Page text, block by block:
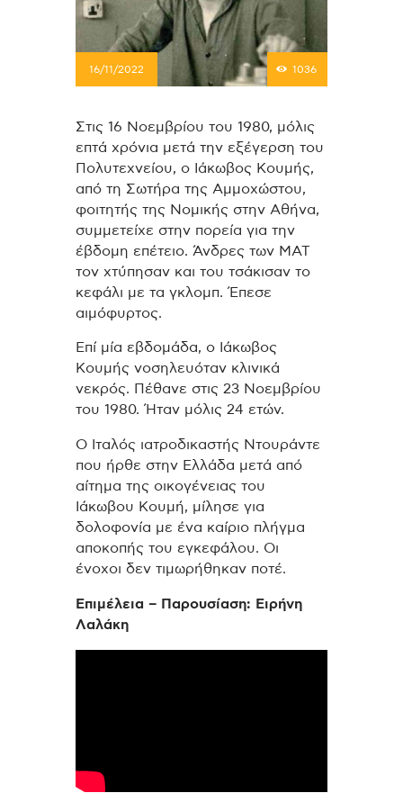
16/11/2022 1036
Στις 16 Νοεμβρίου του 1980, μόλις
επτά χρόνια μετά την εξέγερση του
Πολυτεχνείου, ο Ιάκωβος Κουμής,
από τη Σωτήρα της Αμμοχώστου,
φοιτητής της Νομικής στην Αθήνα,
συμμετείχε στην πορεία για την
έβδομη επέτειο. Άνδρες των ΜΑΤ
τον χτύπησαν και του τσάκισαν το
κεφάλι με τα γκλομπ. Έπεσε
αιμόφυρτος.
Επί μία εβδομάδα, ο Ιάκωβος
Κουμής νοσηλευόταν κλινικά
νεκρός. Πέθανε στις 23 Νοεμβρίου
του 1980. Ήταν μόλις 24 ετών.
Ο Ιταλός ιατροδικαστής Ντουράντε
που ήρθε στην Ελλάδα μετά από
αίτημα της οικογένειας του
Ιάκωβου Κουμή, μίλησε για
δολοφονία με ένα καίριο πλήγμα
αποκοπής του εγκεφάλου. Οι
ένοχοι δεν τιμωρήθηκαν ποτέ.
Επιμέλεια – Παρουσίαση: Ειρήνη
Λαλάκη